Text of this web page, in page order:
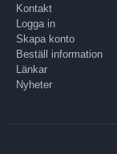
Kontakt
Logga in
Skapa konto
Beställ information
Länkar
Nyheter